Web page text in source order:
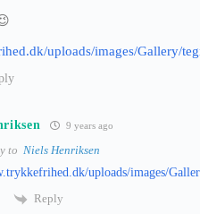
uploads/images/Gallery/
9 years ago
to Niels Henriksen
uploads/images/
Reply